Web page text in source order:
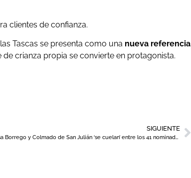
clientes de confianza.
Tascas se presenta como una nueva referencia
crianza propia se convierte en protagonista.
SIGUIENTE
Casa Borrego y Colmado de San Julián ‘se cuelan’ entre los 41 nominados a mejores aperturas de 2024 en los TheFork Awards